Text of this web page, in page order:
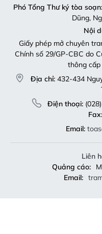
Phó Tổng Thư ký tòa soạn:
Dũng,
Nội
Giấy phép mở chuyên
Chính số 29/GP-CBC do
thông
Địa chỉ: 432-434
Điện thoại:(028)
Fax:
Email:
Liên
Quảng cáo:
Email: